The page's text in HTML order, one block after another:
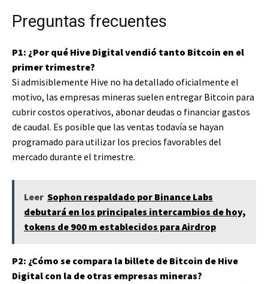
Preguntas frecuentes
P1: ¿Por qué Hive Digital vendió tanto Bitcoin en el
primer trimestre?
Si admisiblemente Hive no ha detallado oficialmente el
motivo, las empresas mineras suelen entregar Bitcoin para
cubrir costos operativos, abonar deudas o financiar gastos
de caudal. Es posible que las ventas todavía se hayan
programado para utilizar los precios favorables del
mercado durante el trimestre.
Leer Sophon respaldado por Binance Labs
debutará en los principales intercambios de hoy,
tokens de 900 m establecidos para Airdrop
P2: ¿Cómo se compara la billete de Bitcoin de Hive
Digital con la de otras empresas mineras?